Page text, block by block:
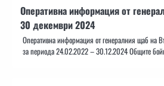
Оперативна информация от
30 декември 2024
Оперативна информация от генералния щаб на
за периода 24.02.2022 – 30.12.2024 Общите